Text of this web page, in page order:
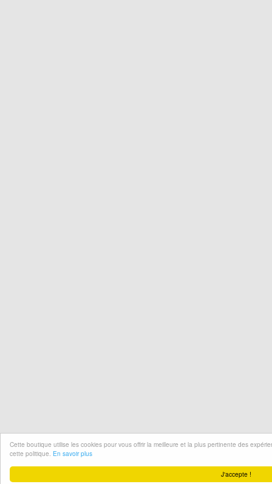
J'accepte !
Cette boutique utilise les cookies pour vous offrir la meilleure et la plus pertinente des
cette politique. En savoir plus